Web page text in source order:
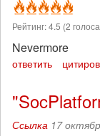
Рейтинг:4.5 (2
Nevermore
ответить
Ссылка 17